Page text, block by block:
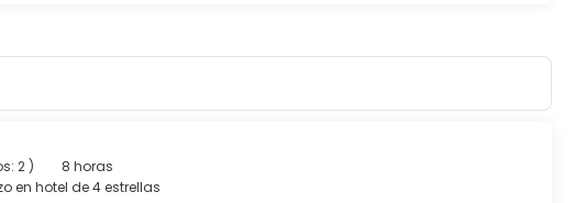
2 )
8 horas
en hotel de 4 estrellas